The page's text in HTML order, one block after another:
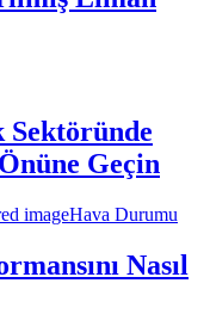
Sektöründe
Geçin
Hava Durumu
Nasıl